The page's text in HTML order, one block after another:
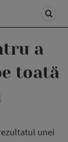
a
toată
unei